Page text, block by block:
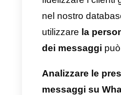
messaggio
e capace di
referral,
illustrazioni